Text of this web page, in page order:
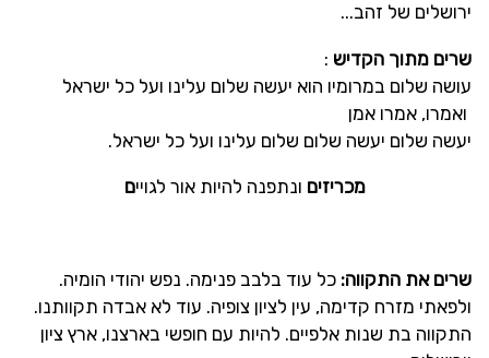
ירושלים של זהב...
שרים מתוך הקדיש :
עושה שלום במרומיו הוא יעשה שלום עלינו ועל כל ישראל
ואמרו, אמרו אמן
יעשה שלום יעשה שלום שלום עלינו ועל כל ישראל.
מכריזים ונתפנה להיות אור לגויים
שרים את התקווה: כל עוד בלבב פנימה. נפש יהודי הומיה.
ולפאתי מזרח קדימה, עין לציון צופיה. עוד לא אבדה תקוותנו.
התקווה בת שנות אלפיים. להיות עם חופשי בארצנו, ארץ ציון